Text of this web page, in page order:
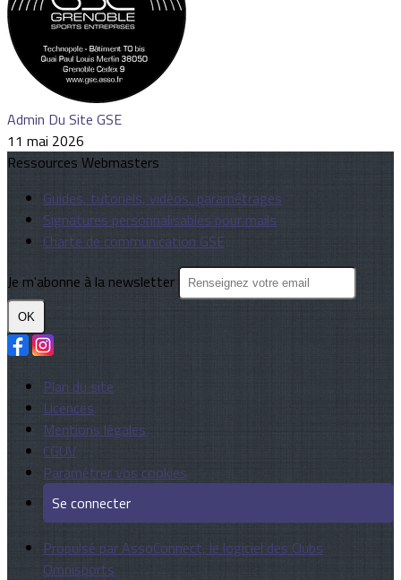
Admin Du Site GSE
11 mai 2026
Ressources Webmasters
Guides, tutoriels, vidéos...paramétrages
Signatures personnalisables pour mails
Charte de communication GSE
Je m'abonne à la newsletter
OK
Plan du site
Licences
Mentions légales
CGUV
Paramétrer vos cookies
Se connecter
Propulsé par AssoConnect, le logiciel des Clubs
Omnisports